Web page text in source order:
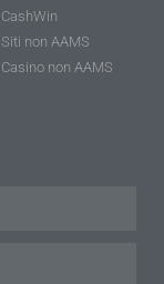
CashWin
Siti non AAMS
Casino non AAMS